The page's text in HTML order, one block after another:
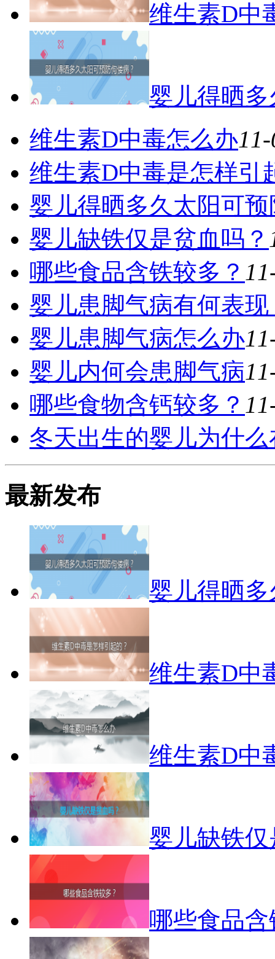
维生素D中
婴儿得晒
维生素D中毒怎么办
维生素D中毒是怎样引
婴儿得晒多久太阳可预
婴儿缺铁仅是贫血吗？
哪些食品含铁较多？
婴儿患脚气病有何表现
婴儿患脚气病怎么办
婴儿内何会患脚气病
哪些食物含钙较多？
冬天出生的婴儿为什么
最新发布
婴儿得晒
维生素D中
维生素D中
婴儿缺铁
哪些食品